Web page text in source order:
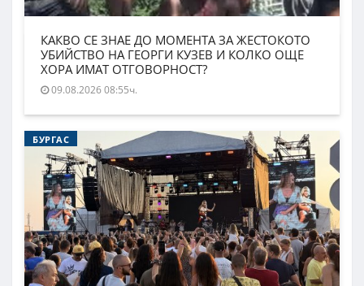
КАКВО СЕ ЗНАЕ ДО МОМЕНТА ЗА ЖЕСТОКОТО
УБИЙСТВО НА ГЕОРГИ КУЗЕВ И КОЛКО ОЩЕ
ХОРА ИМАТ ОТГОВОРНОСТ?
09.08.2026 08:55ч.
БУРГАС